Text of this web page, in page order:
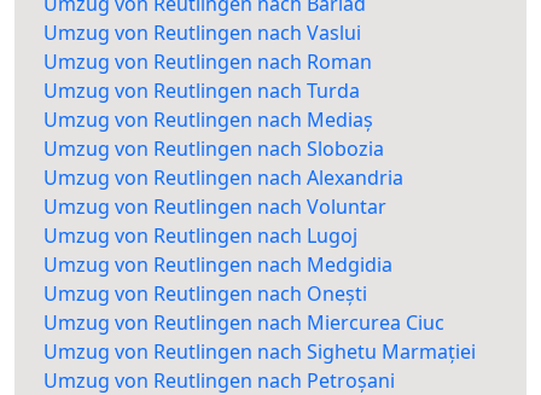
Umzug von Reutlingen nach Vaslui
Umzug von Reutlingen nach Roman
Umzug von Reutlingen nach Turda
Umzug von Reutlingen nach Mediaș
Umzug von Reutlingen nach Slobozia
Umzug von Reutlingen nach Alexandria
Umzug von Reutlingen nach Voluntar
Umzug von Reutlingen nach Lugoj
Umzug von Reutlingen nach Medgidia
Umzug von Reutlingen nach Onești
Umzug von Reutlingen nach Miercurea Ciuc
Umzug von Reutlingen nach Sighetu Marmației
Umzug von Reutlingen nach Petroșani